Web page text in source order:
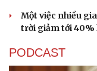
Một việc nhiều
trời giảm tới 40%
PODCAST